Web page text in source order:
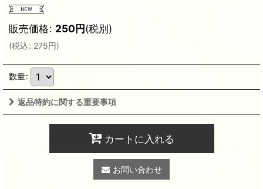
販売価格: 250円(税別)
(税込: 275円)
数量:
返品特約に関する重要事項
カートに入れる
お問い合わせ